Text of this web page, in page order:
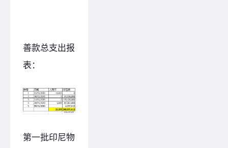
善款总支出报
表：
第一批印尼物